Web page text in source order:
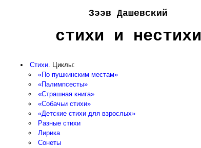
Зээв Дашевский
стихи и нестихи
Стихи. Циклы:
«По пушкинским местам»
«Палимпсесты»
«Страшная книга»
«Собачьи стихи»
«Детские стихи для взрослых»
Разные стихи
Лирика
Сонеты